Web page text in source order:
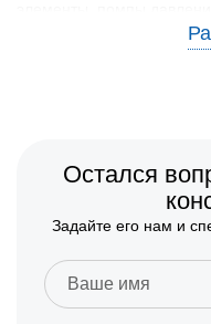
клапаны подачи воды и
используют
🧰 Какие
ремонтируем и
устраняем
В CanDo в Москве
кофемашин Аристон: CM
CM 9945 HA, MCKA103X,
Остался
Задайте его нам и